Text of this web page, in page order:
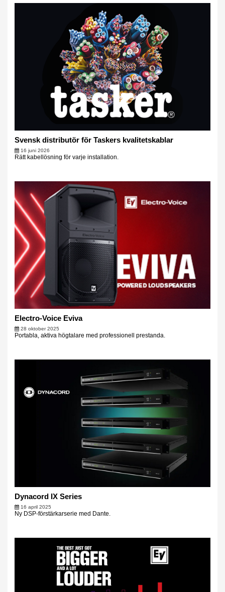
Svensk distributör för Taskers kvalitetskablar
16 juni 2026
Rätt kabellösning för varje installation.
Electro-Voice Eviva
28 oktober 2025
Portabla, aktiva högtalare med professionell prestanda.
Dynacord IX Series
16 april 2025
Ny DSP-förstärkarserie med Dante.